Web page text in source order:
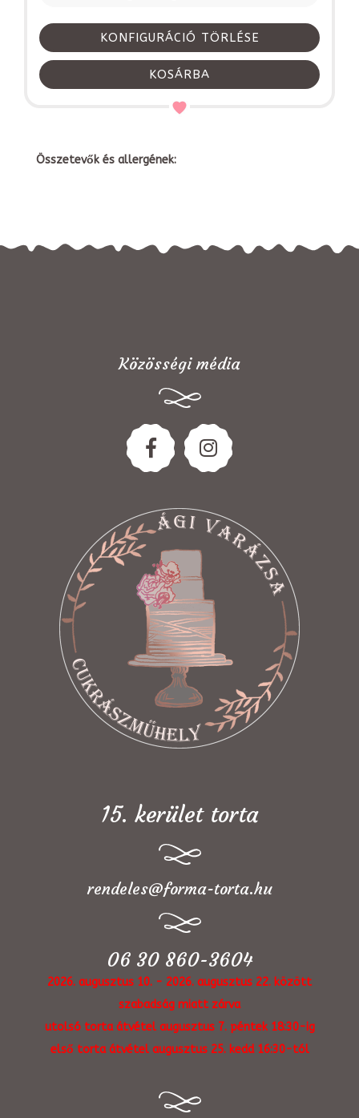
KONFIGURÁCIÓ TÖRLÉSE
KOSÁRBA
Összetevők és allergének:
Közösségi média
15. kerület torta
rendeles@forma-torta.hu
06 30 860-3604
2026. augusztus 10. - 2026. augusztus 22. között
szabadság miatt zárva
utolsó torta átvétel augusztus 7. péntek 18:30-ig
első torta átvétel augusztus 25. kedd 16:30-tól